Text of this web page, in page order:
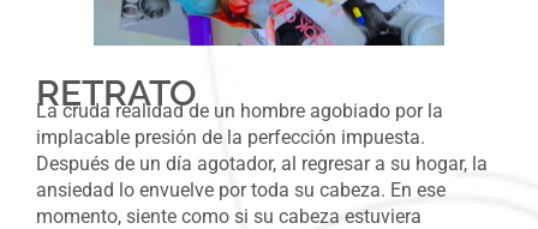
RETRATO
La cruda realidad de un hombre agobiado por la
implacable presión de la perfección impuesta.
Después de un día agotador, al regresar a su hogar, la
ansiedad lo envuelve por toda su cabeza. En ese
momento, siente como si su cabeza estuviera